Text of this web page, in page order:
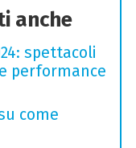
anche
spettacoli
performance
come